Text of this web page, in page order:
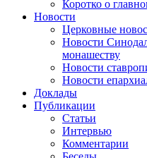
Коротко о
Новости
Церковные
Новости
монашеству
Новости
Новости
Доклады
Публикации
Статьи
Интервью
Комментарии